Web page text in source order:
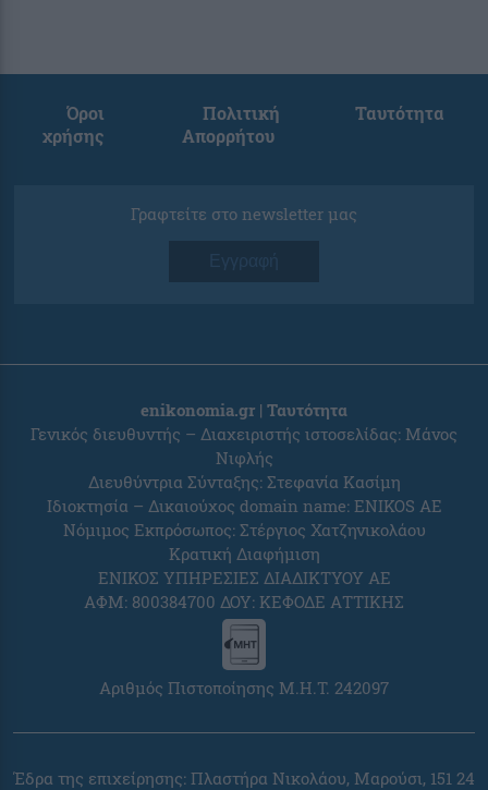
Όροι
χρήσης
Πολιτική
Απορρήτου
Ταυτότητα
Γραφτείτε στο newsletter μας
Εγγραφή
enikonomia.gr | Ταυτότητα
Γενικός διευθυντής – Διαχειριστής ιστοσελίδας: Μάνος
Νιφλής
Διευθύντρια Σύνταξης: Στεφανία Κασίμη
Ιδιοκτησία – Δικαιούχος domain name: ENIKOS AE
Νόμιμος Εκπρόσωπος: Στέργιος Χατζηνικολάου
Κρατική Διαφήμιση
ΕΝΙΚΟΣ ΥΠΗΡΕΣΙΕΣ ΔΙΑΔΙΚΤΥΟΥ ΑΕ
ΑΦΜ: 800384700 ΔΟΥ: ΚΕΦΟΔΕ ΑΤΤΙΚΗΣ
Αριθμός Πιστοποίησης Μ.Η.Τ. 242097
Έδρα της επιχείρησης: Πλαστήρα Νικολάου, Μαρούσι, 151 24